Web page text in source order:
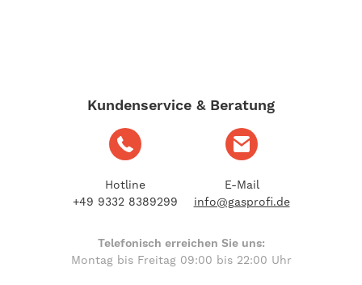
Kundenservice & Beratung
Hotline
+49 9332 8389299
E-Mail
info@gasprofi.de
Telefonisch erreichen Sie uns:
Montag bis Freitag 09:00 bis 22:00 Uhr